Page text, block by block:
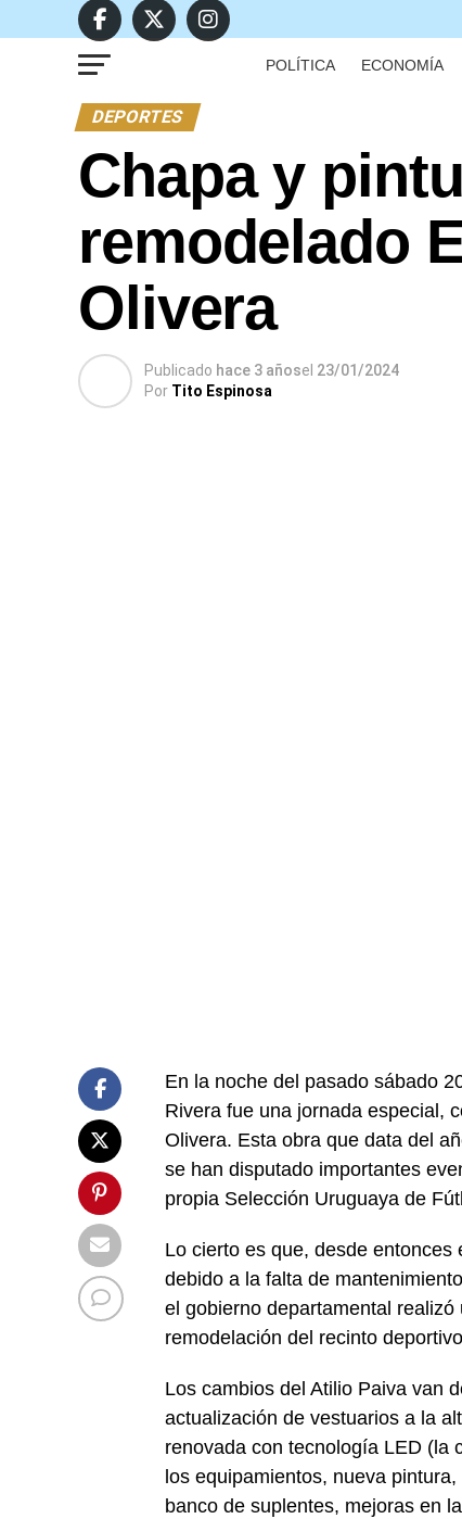
POLÍTICA ECONOMÍA
DEPORTES
Chapa y
remodelado
Olivera
Publicado hace 3 añosel 23/01/2024
Por Tito Espinosa
En la noche del pasado sábado
Rivera fue una jornada especial,
Olivera. Esta obra que data del
se han disputado importantes
propia Selección Uruguaya de
Lo cierto es que, desde
debido a la falta de
el gobierno departamental
remodelación del recinto
Los cambios del Atilio Paiva van
actualización de vestuarios a la
renovada con tecnología LED (la
los equipamientos, nueva
banco de suplentes, mejoras en